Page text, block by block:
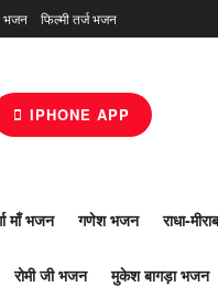
भजन फिल्मी तर्ज भजन
IPHONE APP
माँ भजन गणेश भजन राधा-
रोमी जी भजन मुकेश बागड़ा भजन